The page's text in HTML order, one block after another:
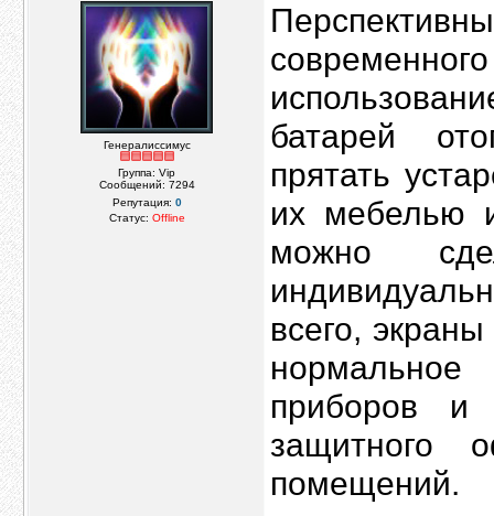
Генералиссимус
Группа: Vip
Сообщений: 7294
Репутация: 0
Статус: Offline
батарей
прятать
их мебелью
можно
всего,
нормальное
приборов и
защитного
помещений.